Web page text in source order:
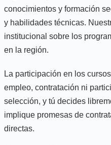
conocimientos y formación
y habilidades técnicas.
institucional sobre los
en la región.
La participación en los
empleo, contratación ni
selección, y tú decides
implique promesas de
directas.